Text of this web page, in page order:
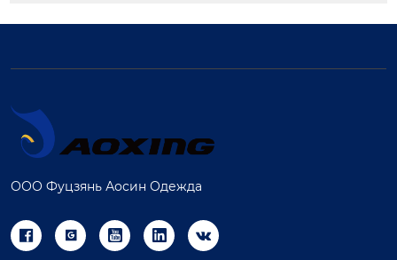
ООО Фуцзянь Аосин Одежда
    